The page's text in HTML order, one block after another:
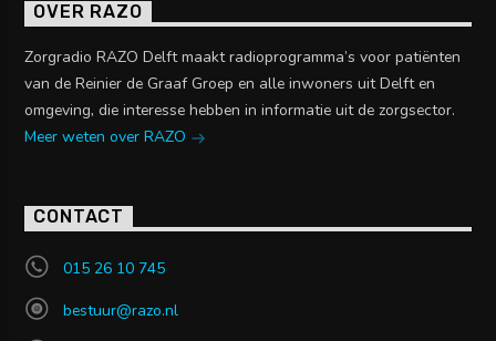
OVER RAZO
Zorgradio RAZO Delft maakt radioprogramma’s voor patiënten
van de Reinier de Graaf Groep en alle inwoners uit Delft en
omgeving, die interesse hebben in informatie uit de zorgsector.
Meer weten over RAZO
CONTACT
015 26 10 745
bestuur@razo.nl